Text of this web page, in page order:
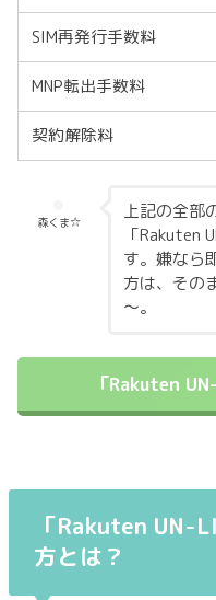
SIM再発行手数料
MNP転出手数料
契約解除料
森くま☆
上記の全部
「Rakuten
す。嫌なら
方は、その
～。
「Rakuten
「Rakuten UN-
方とは？